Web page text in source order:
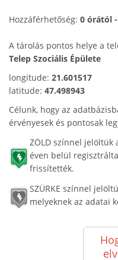
Hozzáférhetőség: 0 órától
A tárolás pontos helye a
Telep Szociális Épülete
longitude: 21.601517
latitude: 47.498943
Célunk, hogy az
érvényesek és pontosak
ZÖLD színnel jelöltük
éven belül
frissítették.
SZÜRKE színnel
melyeknek az adatai